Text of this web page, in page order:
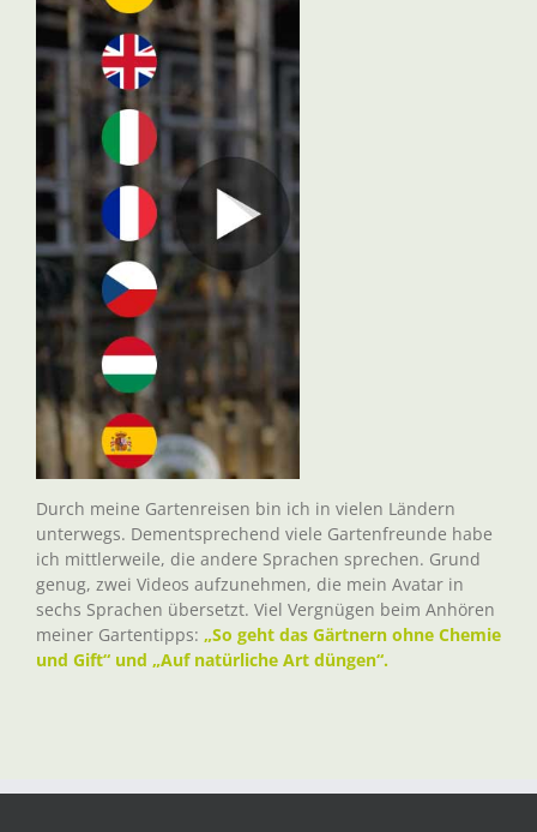
Durch meine Gartenreisen bin ich in vielen Ländern
unterwegs. Dementsprechend viele Gartenfreunde habe
ich mittlerweile, die andere Sprachen sprechen. Grund
genug, zwei Videos aufzunehmen, die mein Avatar in
sechs Sprachen übersetzt. Viel Vergnügen beim Anhören
meiner Gartentipps: „So geht das Gärtnern ohne Chemie
und Gift“ und „Auf natürliche Art düngen“.